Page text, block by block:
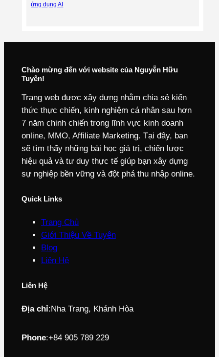
ứng dụng AI
Chào mừng đến với website của Nguyễn Hữu
Tuyên!
Trang web được xây dựng nhằm chia sẻ kiến
thức thực chiến, kinh nghiệm cá nhân sau hơn
7 năm chinh chiến trong lĩnh vực kinh doanh
online, MMO, Affiliate Marketing. Tại đây, bạn
sẽ tìm thấy những bài học giá trị, chiến lược
hiệu quả và tư duy thực tế giúp bạn xây dựng
sự nghiệp bền vững và đột phá thu nhập online.
Quick Links
Trang Chủ
Giới Thiệu Về Tuyên
Blog
Liên Hệ
Liên Hệ
Địa chỉ:Nha Trang, Khánh Hòa
Phone:+84 905 789 229